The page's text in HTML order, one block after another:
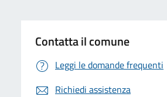
Contatta il comune
Leggi le domande frequenti
Richiedi assistenza